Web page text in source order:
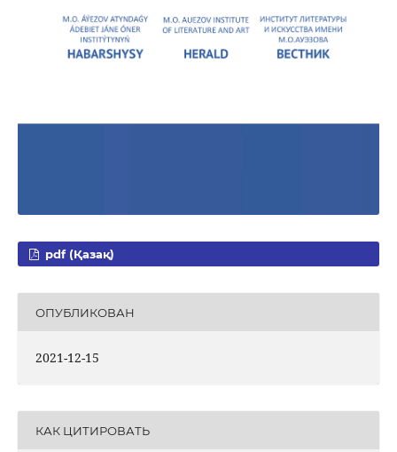
pdf (Қазақ)
ОПУБЛИКОВАН
2021-12-15
КАК ЦИТИРОВАТЬ